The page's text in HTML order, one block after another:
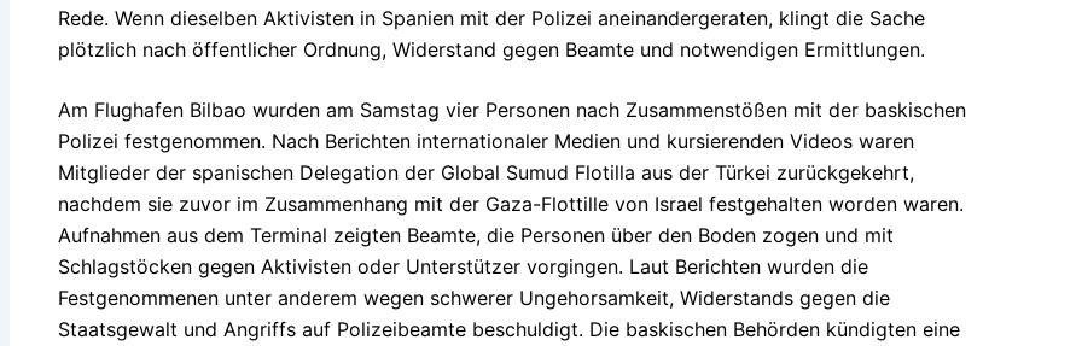
Rede. Wenn dieselben Aktivisten in Spanien mit der Polizei aneinandergeraten, klingt die Sache
plötzlich nach öffentlicher Ordnung, Widerstand gegen Beamte und notwendigen Ermittlungen.
Am Flughafen Bilbao wurden am Samstag vier Personen nach Zusammenstößen mit der baskischen
Polizei festgenommen. Nach Berichten internationaler Medien und kursierenden Videos waren
Mitglieder der spanischen Delegation der Global Sumud Flotilla aus der Türkei zurückgekehrt,
nachdem sie zuvor im Zusammenhang mit der Gaza-Flottille von Israel festgehalten worden waren.
Aufnahmen aus dem Terminal zeigten Beamte, die Personen über den Boden zogen und mit
Schlagstöcken gegen Aktivisten oder Unterstützer vorgingen. Laut Berichten wurden die
Festgenommenen unter anderem wegen schwerer Ungehorsamkeit, Widerstands gegen die
Staatsgewalt und Angriffs auf Polizeibeamte beschuldigt. Die baskischen Behörden kündigten eine